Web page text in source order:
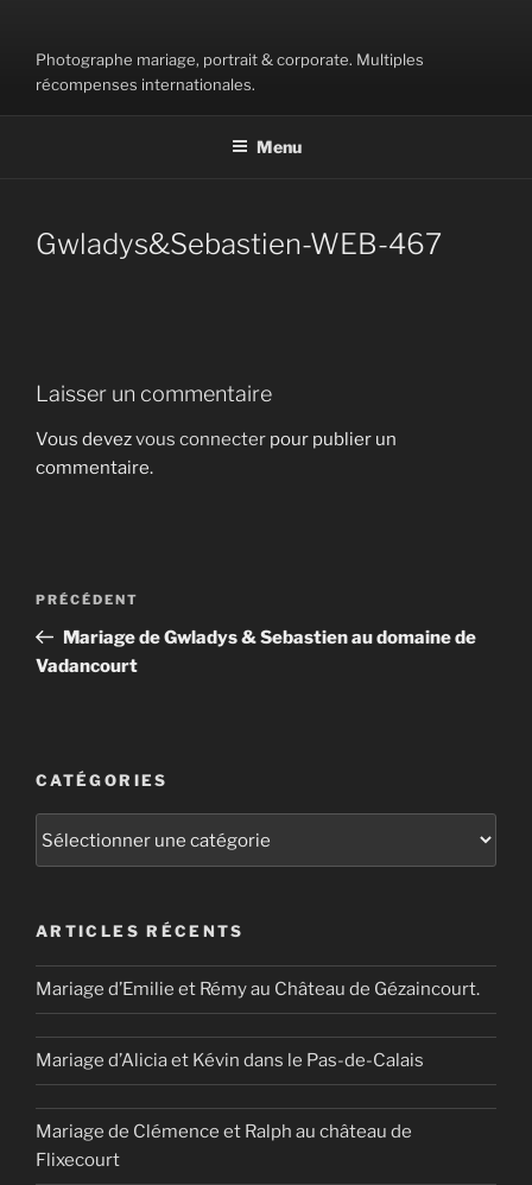
contenuPhotographe mariage, portrait & corporate. Multiples
récompenses internationales.
Menu
Gwladys&Sebastien-WEB-467
Laisser un commentaire
Vous devezvous connecter pour publier un
commentaire.
Navigation
l’article
Article
précédent
PRÉCÉDENT
Mariage de Gwladys & Sebastien au domaine de
Vadancourt
CATÉGORIES
ARTICLES RÉCENTS
Mariage d’Emilie et Rémy au Château de Gézaincourt.
Mariage d’Alicia et Kévin dans le Pas-de-Calais
Mariage de Clémence et Ralph au château de
Flixecourt